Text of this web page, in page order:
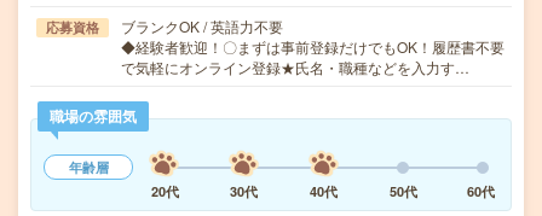
応募資格
ブランクOK / 英語力不要
◆経験者歓迎！〇まずは事前登録だけでもOK！履歴書不要
で気軽にオンライン登録★氏名・職種などを入力す…
職場の雰囲気
年齢層
20代
30代 40代 50代 60代